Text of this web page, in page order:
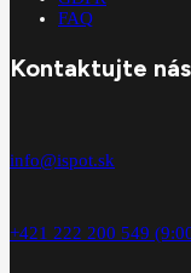
FAQ
Kontaktujte nás
info@ispot.sk
+421 222 200 549